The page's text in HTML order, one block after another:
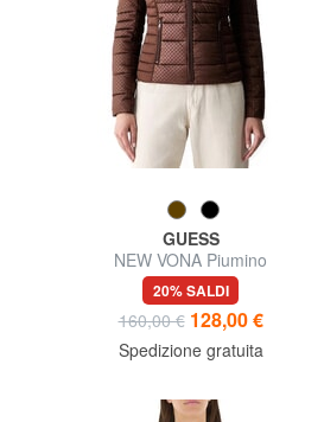
GUESS
NEW VONA Piumino
20% SALDI
160,00 € 128,00 €
Spedizione gratuita